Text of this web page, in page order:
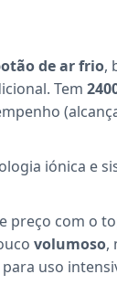
de ar frio,
Tem
iónica e
preço com o
volumoso,
uso